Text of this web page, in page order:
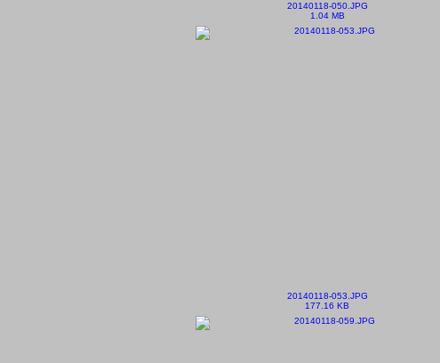
20140118-050.JPG
1.04 MB
20140118-053.JPG
177.16 KB